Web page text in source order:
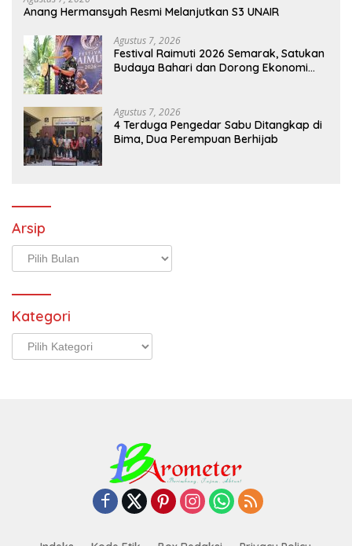
Anang Hermansyah Resmi Melanjutkan S3 UNAIR
Agustus 7, 2026
Festival Raimuti 2026 Semarak, Satukan
Budaya Bahari dan Dorong Ekonomi
Agustus 7, 2026
4 Terduga Pengedar Sabu Ditangkap di
Bima, Dua Perempuan Berhijab
Arsip
Arsip
Kategori
Kategori